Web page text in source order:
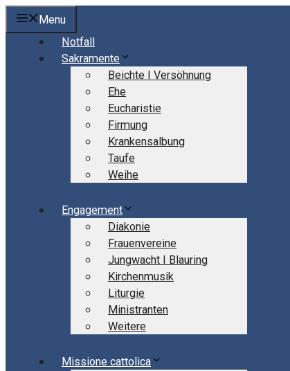
Springe
zum
Menu
Notfall
Sakramente
Beichte I Versöhnung
Ehe
Eucharistie
Firmung
Krankensalbung
Taufe
Weihe
Engagement
Diakonie
Frauenvereine
Jungwacht I Blauring
Kirchenmusik
Liturgie
Ministranten
Weitere
Missione cattolica